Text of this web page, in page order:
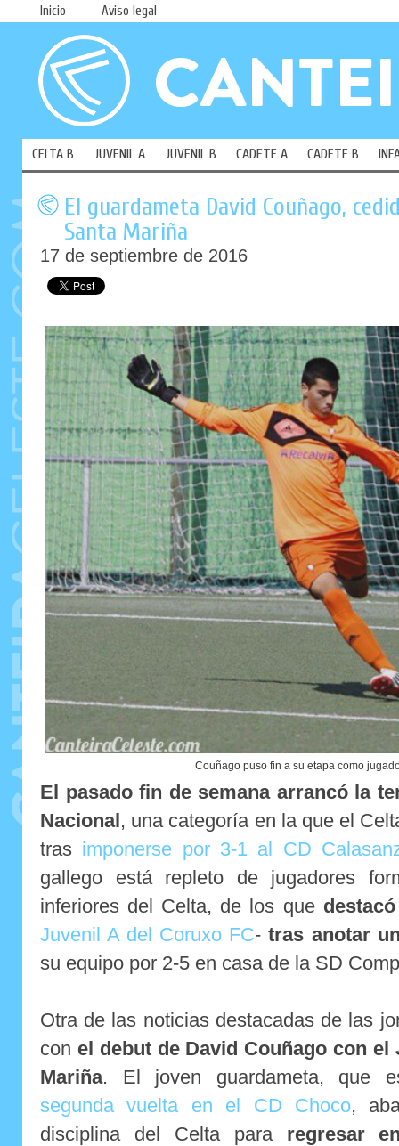
Inicio Aviso legal
CELTA B JUVENIL A JUVENIL B CADETE A CADETE B
El guardameta David Couñago,
Santa Mariña
17 de septiembre de 2016
Couñago puso fin a su etapa como
El pasado fin de semana arrancó la
Nacional , una categoría en la que el
tras imponerse por 3-1 al CD
gallego está repleto de jugadores
inferiores del Celta, de los que
Juvenil A del Coruxo FC-tras anotar
su equipo por 2-5 en casa de la SD
Otra de las noticias destacadas de las
con el debut de David Couñago con el
Mariña. El joven guardameta, que
segunda vuelta en el CD Choco,
disciplina del Celta para regresar